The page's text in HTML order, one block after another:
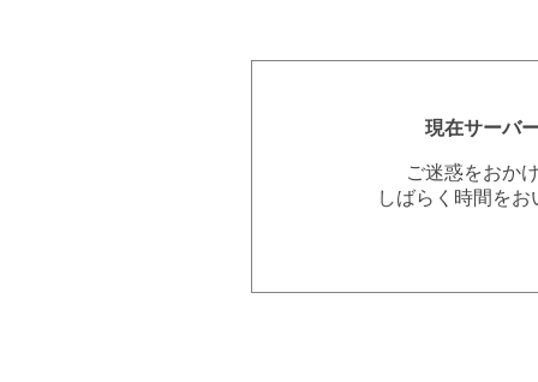
現在サーバ
ご迷惑をおか
しばらく時間を